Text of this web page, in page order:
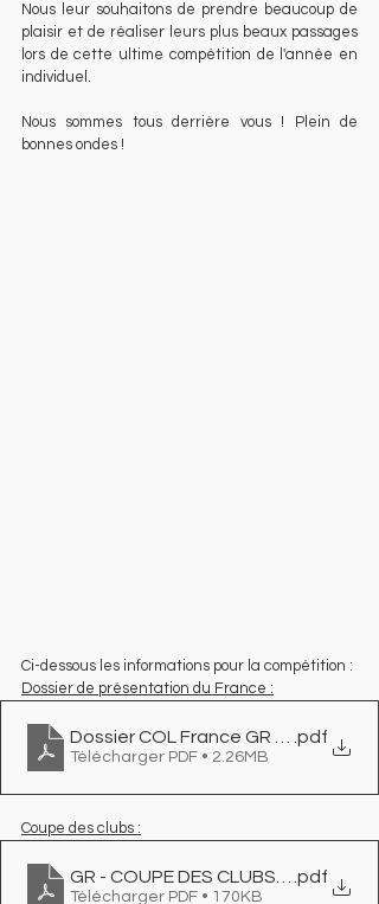
Nous leur souhaitons de prendre beaucoup de
plaisir et de réaliser leurs plus beaux passages
lors de cette ultime compétition de l'année en
individuel.
Nous sommes tous derrière vous ! Plein de
bonnes ondes !
Ci-dessous les informations pour la compétition :
Dossier de présentation du France :
Dossier COL France GR REIMS V3
.pdf
Télécharger PDF • 2.26MB
Coupe des clubs :
GR - COUPE DES CLUBS 2025 -
.pdf
Télécharger PDF • 170KB